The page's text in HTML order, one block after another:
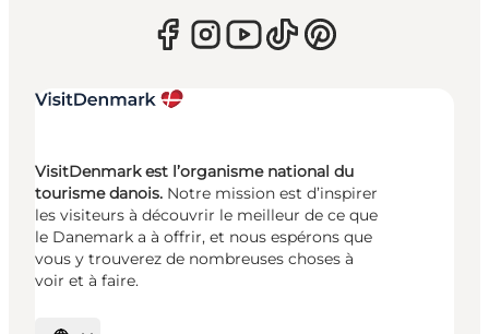
VisitDenmark est l’organisme national du
tourisme danois. Notre mission est d’inspirer
les visiteurs à découvrir le meilleur de ce que
le Danemark a à offrir, et nous espérons que
vous y trouverez de nombreuses choses à
voir et à faire.